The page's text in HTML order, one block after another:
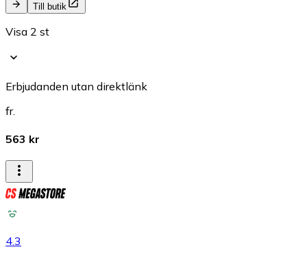
Till butik
Visa 2 st
Erbjudanden utan direktlänk
fr.
563 kr
4.3